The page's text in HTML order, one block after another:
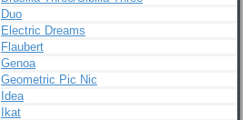
Duo
Electric Dreams
Flaubert
Genoa
Geometric Pic Nic
Idea
Ikat